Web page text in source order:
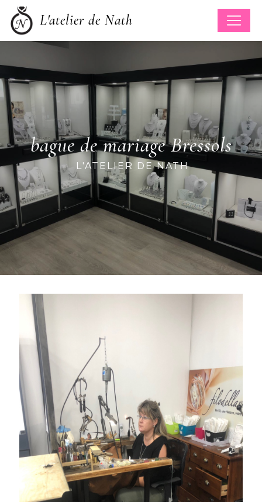
L'atelier de Nath
bague de mariage Bressols
L'ATELIER DE NATH
Panneau de gestion des cookies